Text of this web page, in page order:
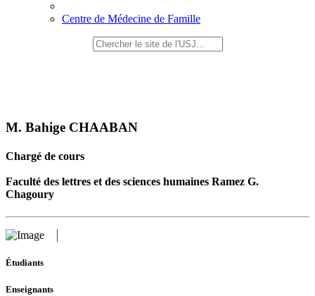
Centre de Médecine de Famille
M. Bahige CHAABAN
Chargé de cours
Faculté des lettres et des sciences humaines Ramez G.
Chagoury
Étudiants
Enseignants